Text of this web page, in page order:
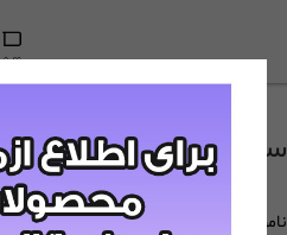
ست شوییشرت و شلوار
ناموجود